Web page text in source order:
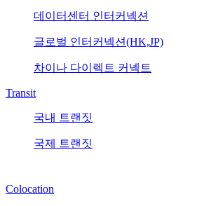
데이터센터 인터커넥션
글로벌 인터커넥션(HK,JP)
차이나 다이렉트 커넥트
Transit
국내 트랜짓
국제 트랜짓
Colocation